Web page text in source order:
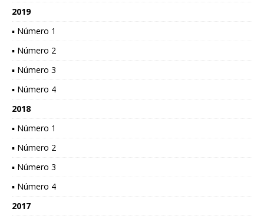
2019
▪ Número 1
▪ Número 2
▪ Número 3
▪ Número 4
2018
▪ Número 1
▪ Número 2
▪ Número 3
▪ Número 4
2017